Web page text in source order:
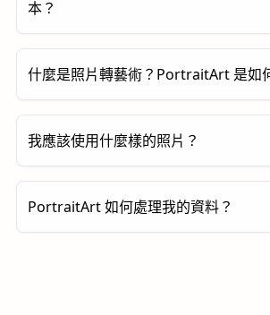
本？
大」按鈕，將解析度提升至400 萬像素
什麼是照片轉藝術？PortraitArt 是如
留原始內容與構圖的同時，加入藝術
水彩、插畫或線條畫等。與一般商店
為有意義的禮物。
我應該使用什麼樣的照片？
物、建築與風景等。為了獲得最佳效
析度、光線充足且背景清晰的圖片。
PortraitArt 如何處理我的資料？